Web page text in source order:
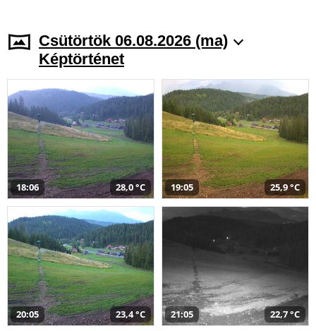
Csütörtök 06.08.2026 (ma)
Képtörténet
18:06 28,0 °C 19:05 25,9 °C
20:05 23,4 °C 21:05 22,7 °C